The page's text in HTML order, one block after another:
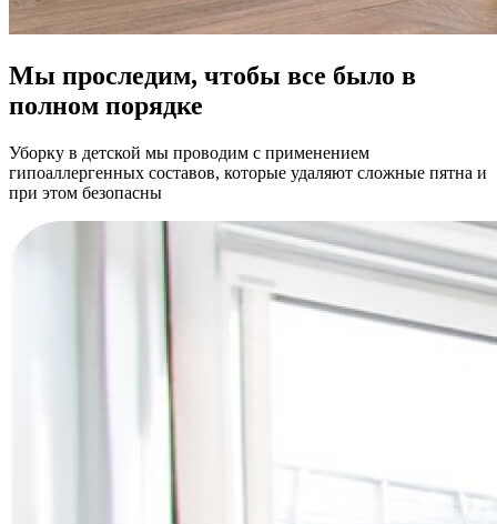
Мы проследим, чтобы все было в
полном порядке
Уборку в детской мы проводим с применением
гипоаллергенных составов, которые удаляют сложные пятна и
при этом безопасны